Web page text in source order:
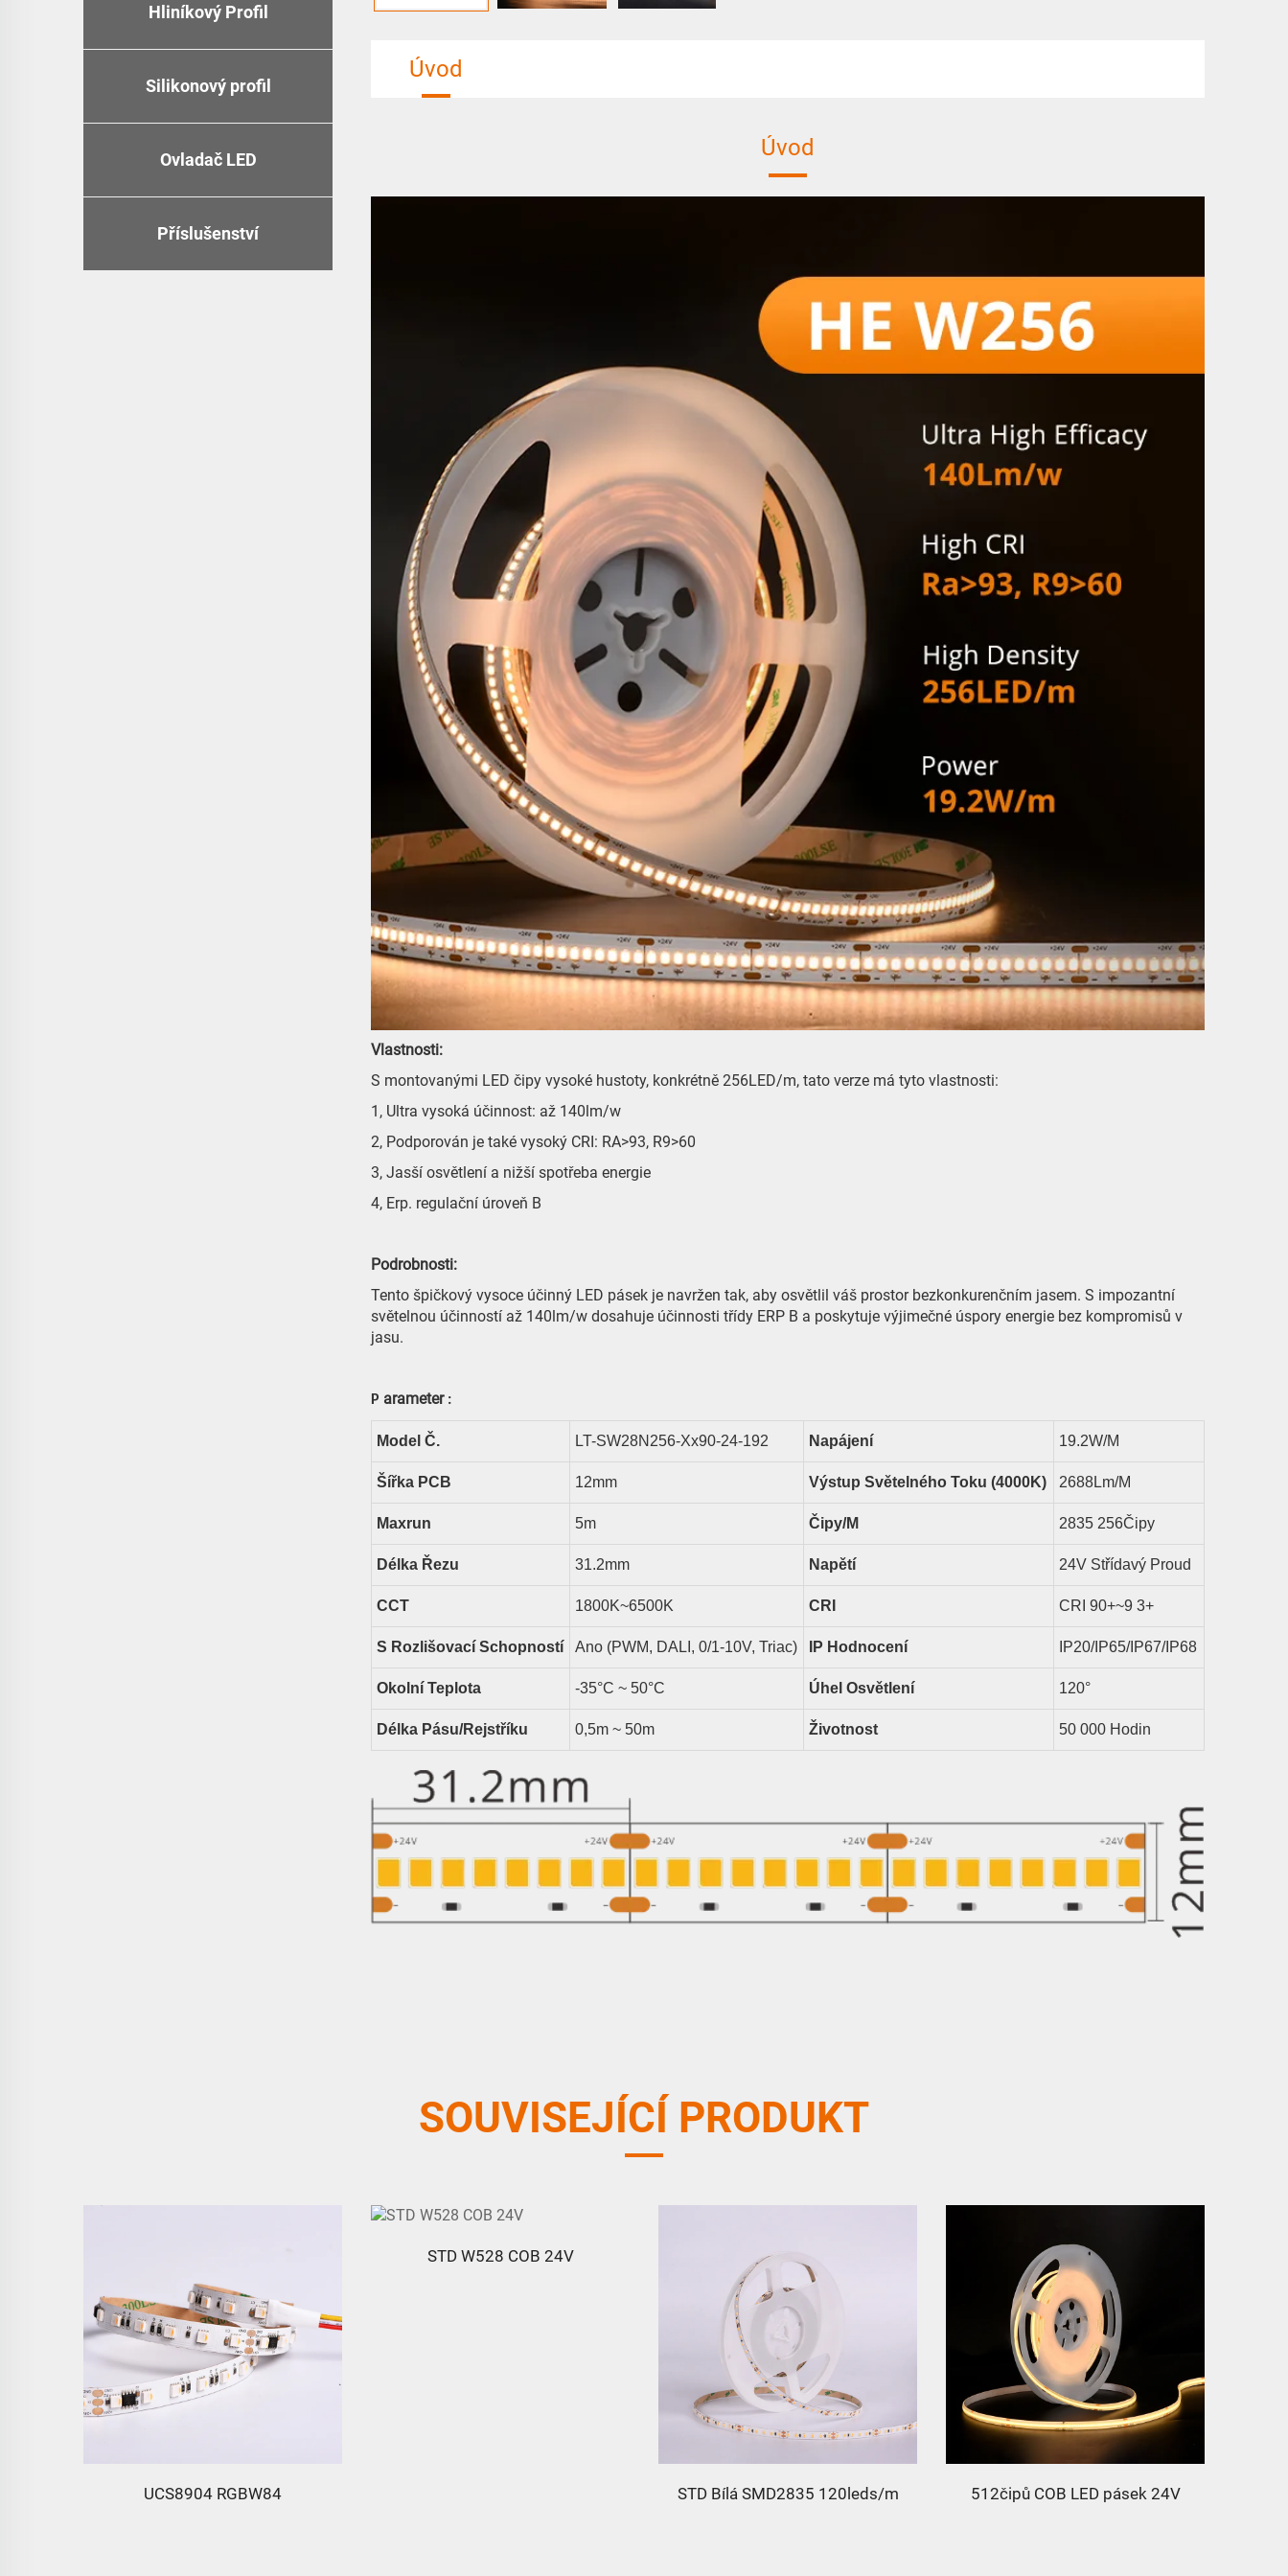
Hliníkový Profil
Silikonový profil
Ovladač LED
Příslušenství
Úvod
Úvod
Vlastnosti:
S montovanými LED čipy vysoké hustoty, konkrétně 256LED/m, tato verze má tyto vlastnosti:
1, Ultra vysoká účinnost: až 140lm/w
2, Podporován je také vysoký CRI: RA>93, R9>60
3, Jasší osvětlení a nižší spotřeba energie
4, Erp. regulační úroveň B
Podrobnosti:
Tento špičkový vysoce účinný LED pásek je navržen tak, aby osvětlil váš prostor bezkonkurenčním jasem. S impozantní
světelnou účinností až 140lm/w dosahuje účinnosti třídy ERP B a poskytuje výjimečné úspory energie bez kompromisů v
jasu.
P arameter :
Model Č. LT-SW28N256-Xx90-24-192 Napájení 19.2W/m
Šířka PCB 12Mm Výstup Světelného Toku (4000K) 2688Lm/m
Maxrun 5m Čipy/m 2835 256Čipy
Délka Řezu 31.2Mm Napětí 24V Střídavý Proud
CCT 1800K~6500K CRI CRI 90+~9 3+
S Rozlišovací Schopností Ano (PWM, DALI, 0/1-10V, Triac) IP Hodnocení IP20/IP65/IP67/IP68
Okolní Teplota -35°C ~ 50°C Úhel Osvětlení 120°
Délka Pásu/rejstříku 0,5m ~ 50m Životnost 50 000 Hodin
SOUVISEJÍCÍ PRODUKT
UCS8904 RGBW84
STD W528 COB 24V
STD Bílá SMD2835 120leds/m 512čipů COB LED pásek 24V